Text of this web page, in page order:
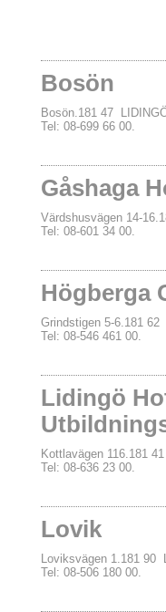
Bosön
Bosön.181 47
Tel: 08-699 66 00.
Gåshaga
Värdshusvägen 14-
Tel: 08-601 34 00.
Högberga
Grindstigen 5-6.181 62
Tel: 08-546 461 00.
Lidingö
Kottlavägen 116.181
Tel: 08-636 23 00.
Lovik
Loviksvägen 1.181 90
Tel: 08-506 180 00.